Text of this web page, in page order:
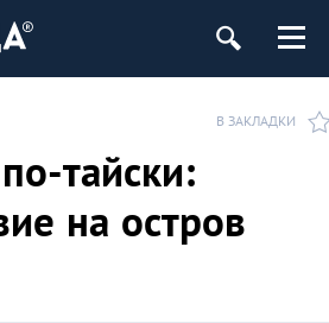
В ЗАКЛАДКИ
тайски:
на остров